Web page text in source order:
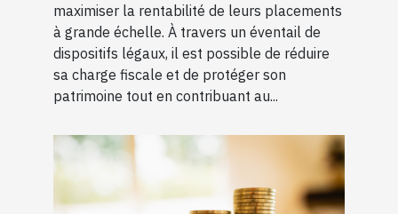
maximiser la rentabilité de leurs placements
à grande échelle. À travers un éventail de
dispositifs légaux, il est possible de réduire
sa charge fiscale et de protéger son
patrimoine tout en contribuant au...